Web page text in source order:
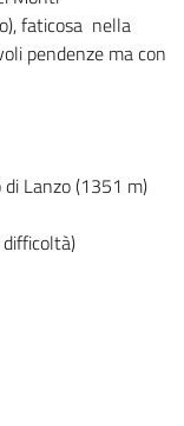
faticosa nella
pendenze ma con
di Lanzo (1351 m)